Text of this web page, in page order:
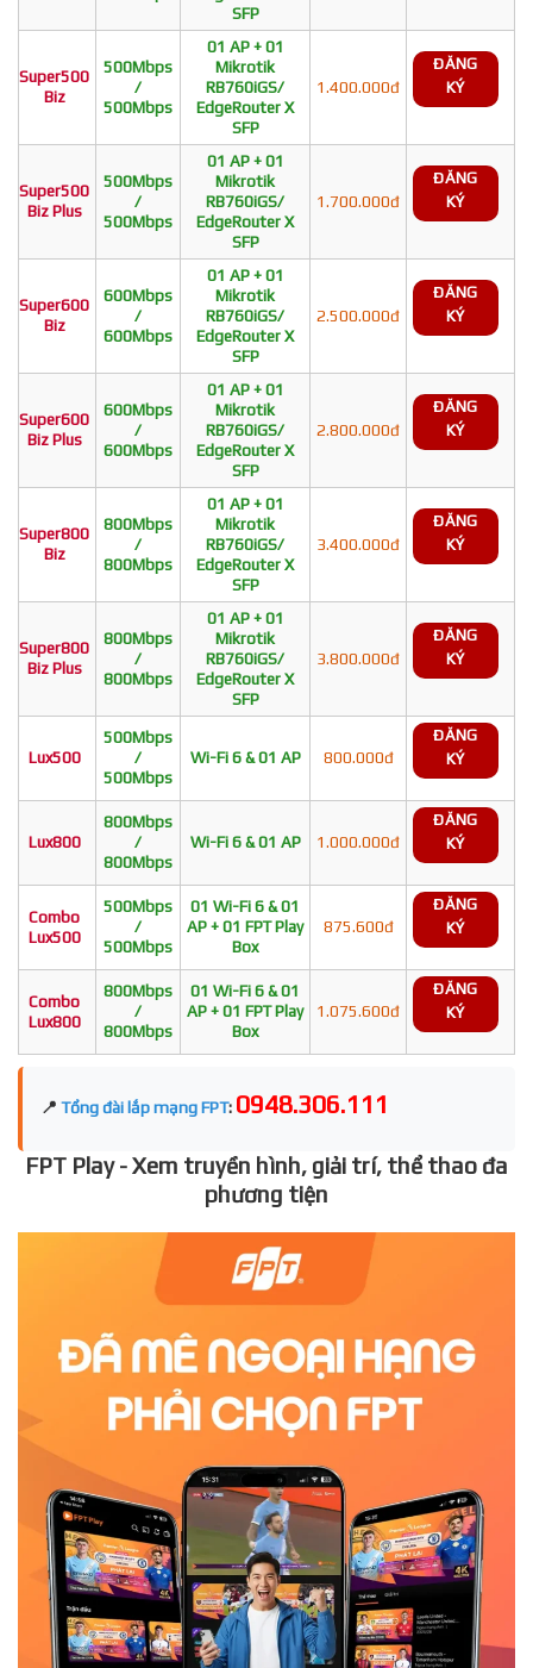
SFP
Super500
Biz
500Mbps
/
500Mbps
01 AP + 01
Mikrotik
RB760iGS/
EdgeRouter X
SFP
1.400.000đ
ĐĂNG
KÝ
Super500
Biz Plus
500Mbps
/
500Mbps
01 AP + 01
Mikrotik
RB760iGS/
EdgeRouter X
SFP
1.700.000đ
ĐĂNG
KÝ
Super600
Biz
600Mbps
/
600Mbps
01 AP + 01
Mikrotik
RB760iGS/
EdgeRouter X
SFP
2.500.000đ
ĐĂNG
KÝ
Super600
Biz Plus
600Mbps
/
600Mbps
01 AP + 01
Mikrotik
RB760iGS/
EdgeRouter X
SFP
2.800.000đ
ĐĂNG
KÝ
Super800
Biz
800Mbps
/
800Mbps
01 AP + 01
Mikrotik
RB760iGS/
EdgeRouter X
SFP
3.400.000đ
ĐĂNG
KÝ
Super800
Biz Plus
800Mbps
/
800Mbps
01 AP + 01
Mikrotik
RB760iGS/
EdgeRouter X
SFP
3.800.000đ
ĐĂNG
KÝ
Lux500
500Mbps
/
500Mbps
Wi-Fi 6 & 01 AP 800.000đ
ĐĂNG
KÝ
Lux800
800Mbps
/
800Mbps
Wi-Fi 6 & 01 AP 1.000.000đ
ĐĂNG
KÝ
Combo
Lux500
500Mbps
/
500Mbps
01 Wi-Fi 6 & 01
AP + 01 FPT Play
Box
875.600đ
ĐĂNG
KÝ
Combo
Lux800
800Mbps
/
800Mbps
01 Wi-Fi 6 & 01
AP + 01 FPT Play
Box
1.075.600đ
ĐĂNG
KÝ
📍 Tổng đài lắp mạng FPT: 0948.306.111
FPT Play - Xem truyền hình, giải trí, thể thao đa
phương tiện